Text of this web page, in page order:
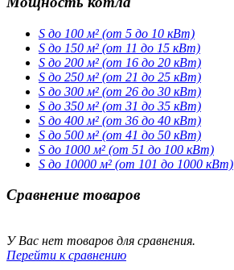
S до 100 м² (от 5 до 10 кВт)
S до 150 м² (от 11 до 15 кВт)
S до 200 м² (от 16 до 20 кВт)
S до 250 м² (от 21 до 25 кВт)
S до 300 м² (от 26 до 30 кВт)
S до 350 м² (от 31 до 35 кВт)
S до 400 м² (от 36 до 40 кВт)
S до 500 м² (от 41 до 50 кВт)
S до 1000 м² (от 51 до 100 кВт)
S до 10000 м² (от 101 до 1000 кВт)
Сравнение товаров
У Вас нет товаров для сравнения.
Перейти к сравнению